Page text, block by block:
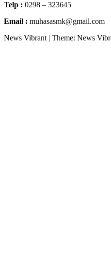
Telp : 0298 – 323645
Email : muhasasmk@gmail.com
News Vibrant | Theme: News